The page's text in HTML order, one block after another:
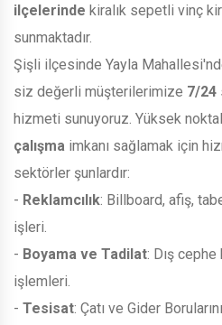
ilçelerinde kiralık sepetli vinç
sunmaktadır.
Şişli ilçesinde Yayla
siz değerli müşterilerimize 7/24
hizmeti sunuyoruz. Yüksek
çalışma imkanı sağlamak için
sektörler şunlardır:
- Reklamcılık: Billboard, afiş,
işleri.
- Boyama ve Tadilat: Dış
işlemleri.
- Tesisat: Çatı ve Gider